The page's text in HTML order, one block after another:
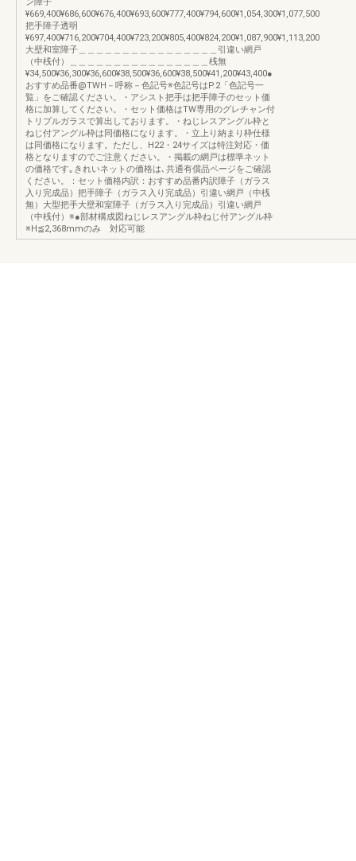
¥669,400¥686,600¥676,400¥693,600¥777,400¥794,600¥1,054,300¥1,077,500
把手障子透明
¥697,400¥716,200¥704,400¥723,200¥805,400¥824,200¥1,087,900¥1,113,200
大壁和室障子＿＿＿＿＿＿＿＿＿＿＿＿＿＿＿＿引違い網戸
（中桟付）＿＿＿＿＿＿＿＿＿＿＿＿＿＿＿＿桟無
¥34,500¥36,300¥36,600¥38,500¥36,600¥38,500¥41,200¥43,400●
おすすめ品番@TWH－呼称－色記号※色記号はP.2「色記号一
覧」をご確認ください。・アシスト把手は把手障子のセット価
格に加算してください。・セット価格はTW専用のグレチャン付
トリプルガラスで算出しております。・ねじレスアングル枠と
ねじ付アングル枠は同価格になります。・立上り納まり枠仕様
は同価格になります。ただし、H22・24サイズは特注対応・価
格となりますのでご注意ください。・掲載の網戸は標準ネット
の価格です｡きれいネットの価格は､共通有償品ページをご確認
ください。：セット価格内訳：おすすめ品番内訳障子（ガラス
入り完成品）把手障子（ガラス入り完成品）引違い網戸（中桟
無）大型把手大壁和室障子（ガラス入り完成品）引違い網戸
（中桟付）※●部材構成図ねじレスアングル枠ねじ付アングル枠
※H≦2,368mmのみ 対応可能